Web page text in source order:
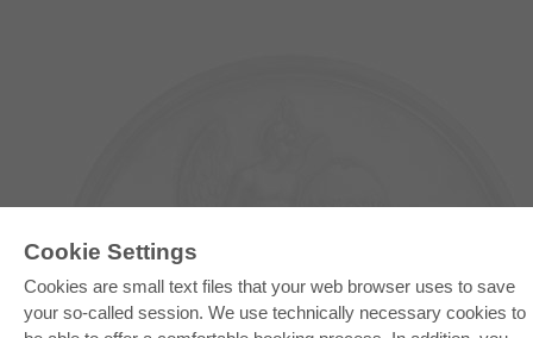
Cookie Settings
Cookies are small text files that your web browser uses to save
your so-called session. We use technically necessary cookies to
E-COLLECTION